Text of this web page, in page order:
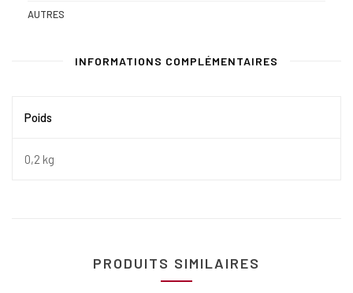
AUTRES
INFORMATIONS COMPLÉMENTAIRES
Poids
0,2 kg
PRODUITS SIMILAIRES